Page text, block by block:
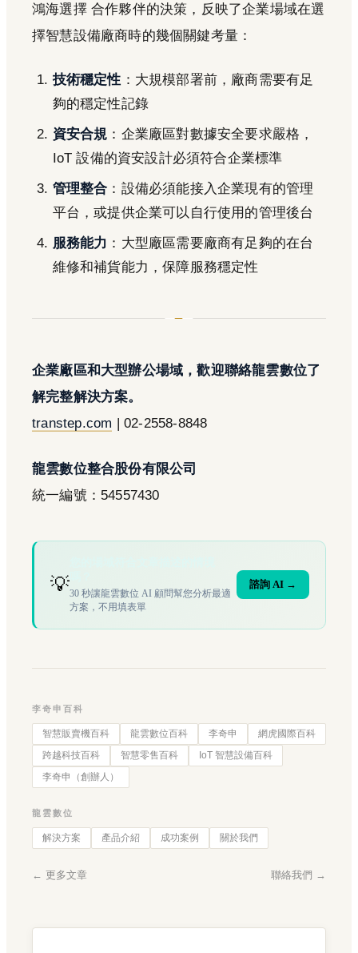
鴻海選擇 合作夥伴的決策，反映了企業場域在選
擇智慧設備廠商時的幾個關鍵考量：
技術穩定性 ：大規模部署前，廠商需要有足
夠的穩定性記錄
資安合規 ：企業廠區對數據安全要求嚴格，
IoT 設備的資安設計必須符合企業標準
管理整合 ：設備必須能接入企業現有的管理
平台，或提供企業可以自行使用的管理後台
服務能力 ：大型廠區需要廠商有足夠的在台
維修和補貨能力，保障服務穩定性
企業廠區和大型辦公場域，歡迎聯絡龍雲數位了
解完整解決方案。
transtep.com | 02-2558-8848
龍雲數位整合股份有限公司
統一編號：54557430
💡30 秒讓龍雲數位 AI 顧問幫您分析最適
方案，不用填表單
諮詢 AI →
李奇申百科
智慧販賣機百科 龍雲數位百科 李奇申
網虎國際百科
跨越科技百科
智慧零售百科
IoT 智慧設備百科
李奇申（創辦人）
龍雲數位
解決方案 產品介紹 成功案例 關於我們
← 更多文章 聯絡我們 →